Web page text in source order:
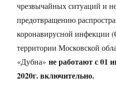
чрезвычайных ситуаций и
предотвращению
коронавирусной инфекции
территории Московской
«Дубна»не работают с 01
2020г. включительно.